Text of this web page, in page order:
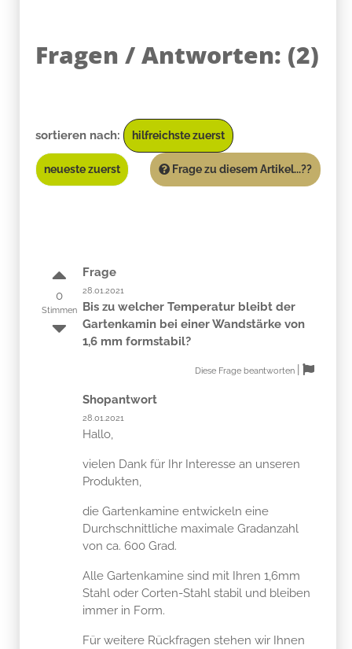
Fragen / Antworten: (2)
sortieren nach: hilfreichste zuerst
neueste zuerst Frage zu diesem Artikel...??
0
Stimmen
Frage
28.01.2021
Bis zu welcher Temperatur bleibt der
Gartenkamin bei einer Wandstärke von
1,6 mm formstabil?
Diese Frage beantworten
Shopantwort
28.01.2021
Hallo,
vielen Dank für Ihr Interesse an unseren
Produkten,
die Gartenkamine entwickeln eine
Durchschnittliche maximale Gradanzahl
von ca. 600 Grad.
Alle Gartenkamine sind mit Ihren 1,6mm
Stahl oder Corten-Stahl stabil und bleiben
immer in Form.
Für weitere Rückfragen stehen wir Ihnen